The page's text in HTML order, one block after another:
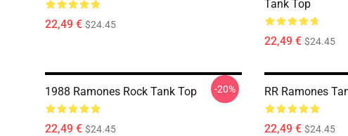
22,49 € $24.45
Tank Top
22,49 € $24.45
1988 Ramones Rock Tank Top
22,49 € $24.45
-20% RR Ramones
22,49 € $24.45